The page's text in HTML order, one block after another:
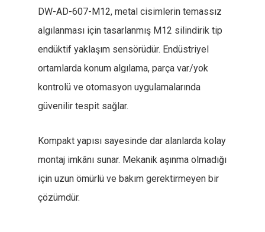
DW-AD-607-M12, metal cisimlerin temassız
algılanması için tasarlanmış M12 silindirik tip
endüktif yaklaşım sensörüdür. Endüstriyel
ortamlarda konum algılama, parça var/yok
kontrolü ve otomasyon uygulamalarında
güvenilir tespit sağlar.
Kompakt yapısı sayesinde dar alanlarda kolay
montaj imkânı sunar. Mekanik aşınma olmadığı
için uzun ömürlü ve bakım gerektirmeyen bir
çözümdür.